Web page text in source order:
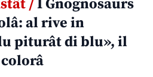
/ I Gnognosaurs
al rive in
piturât di blu», il